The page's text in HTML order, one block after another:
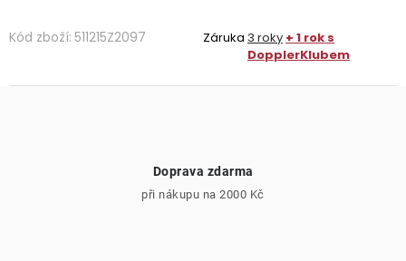
Kód zboží: 511215Z2097 Záruka 3 roky + 1 rok s
DopplerKlubem
Doprava zdarma
při nákupu na 2000 Kč